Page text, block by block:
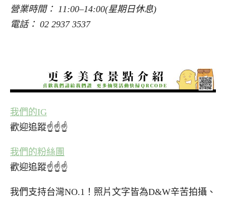
營業時間： 11:00–14:00(星期日休息)
電話： 02 2937 3537
我們的IG
歡迎追蹤☝☝☝
我們的粉絲團
歡迎追蹤☝☝☝
我們支持台灣NO.1！照片文字皆為D&W辛苦拍攝、